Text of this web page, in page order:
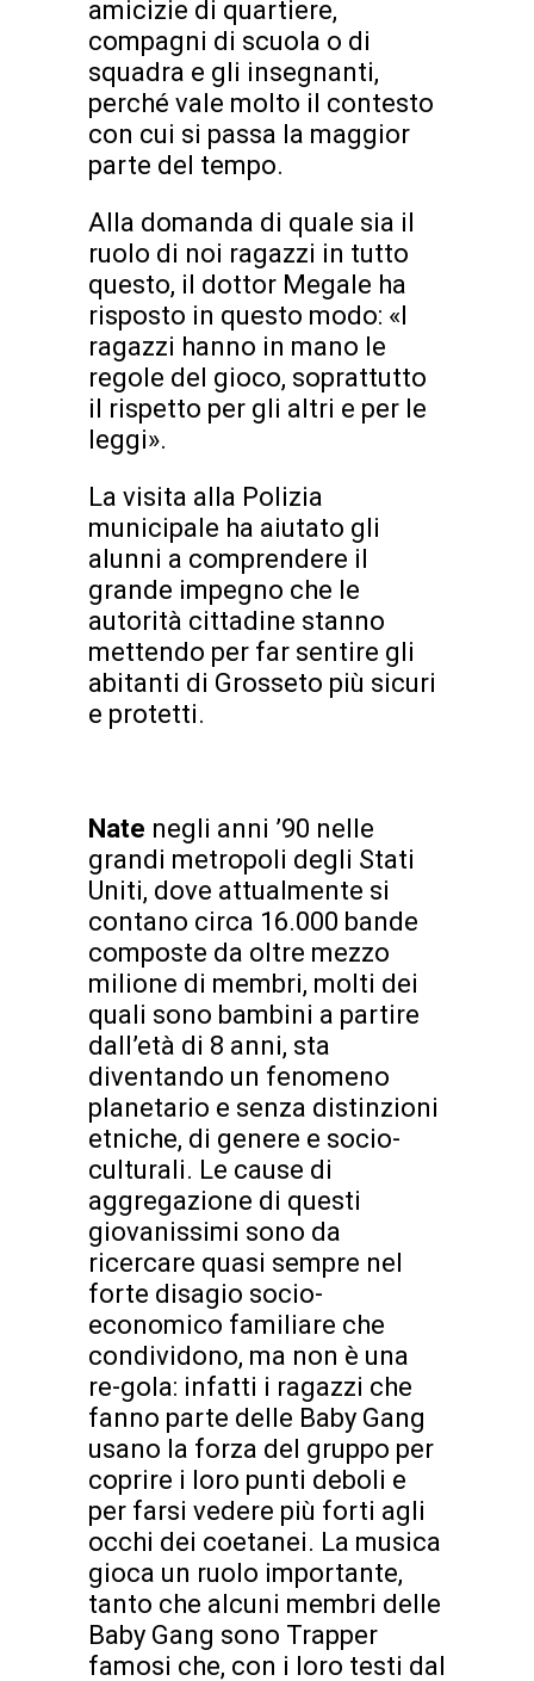
amicizie di quartiere,
compagni di scuola o di
squadra e gli insegnanti,
perché vale molto il contesto
con cui si passa la maggior
parte del tempo.
Alla domanda di quale sia il
ruolo di noi ragazzi in tutto
questo, il dottor Megale ha
risposto in questo modo: «I
ragazzi hanno in mano le
regole del gioco, soprattutto
il rispetto per gli altri e per le
leggi».
La visita alla Polizia
municipale ha aiutato gli
alunni a comprendere il
grande impegno che le
autorità cittadine stanno
mettendo per far sentire gli
abitanti di Grosseto più sicuri
e protetti.
Nate negli anni ’90 nelle
grandi metropoli degli Stati
Uniti, dove attualmente si
contano circa 16.000 bande
composte da oltre mezzo
milione di membri, molti dei
quali sono bambini a partire
dall’età di 8 anni, sta
diventando un fenomeno
planetario e senza distinzioni
etniche, di genere e socio-
culturali. Le cause di
aggregazione di questi
giovanissimi sono da
ricercare quasi sempre nel
forte disagio socio-
economico familiare che
condividono, ma non è una
re-gola: infatti i ragazzi che
fanno parte delle Baby Gang
usano la forza del gruppo per
coprire i loro punti deboli e
per farsi vedere più forti agli
occhi dei coetanei. La musica
gioca un ruolo importante,
tanto che alcuni membri delle
Baby Gang sono Trapper
famosi che, con i loro testi dal